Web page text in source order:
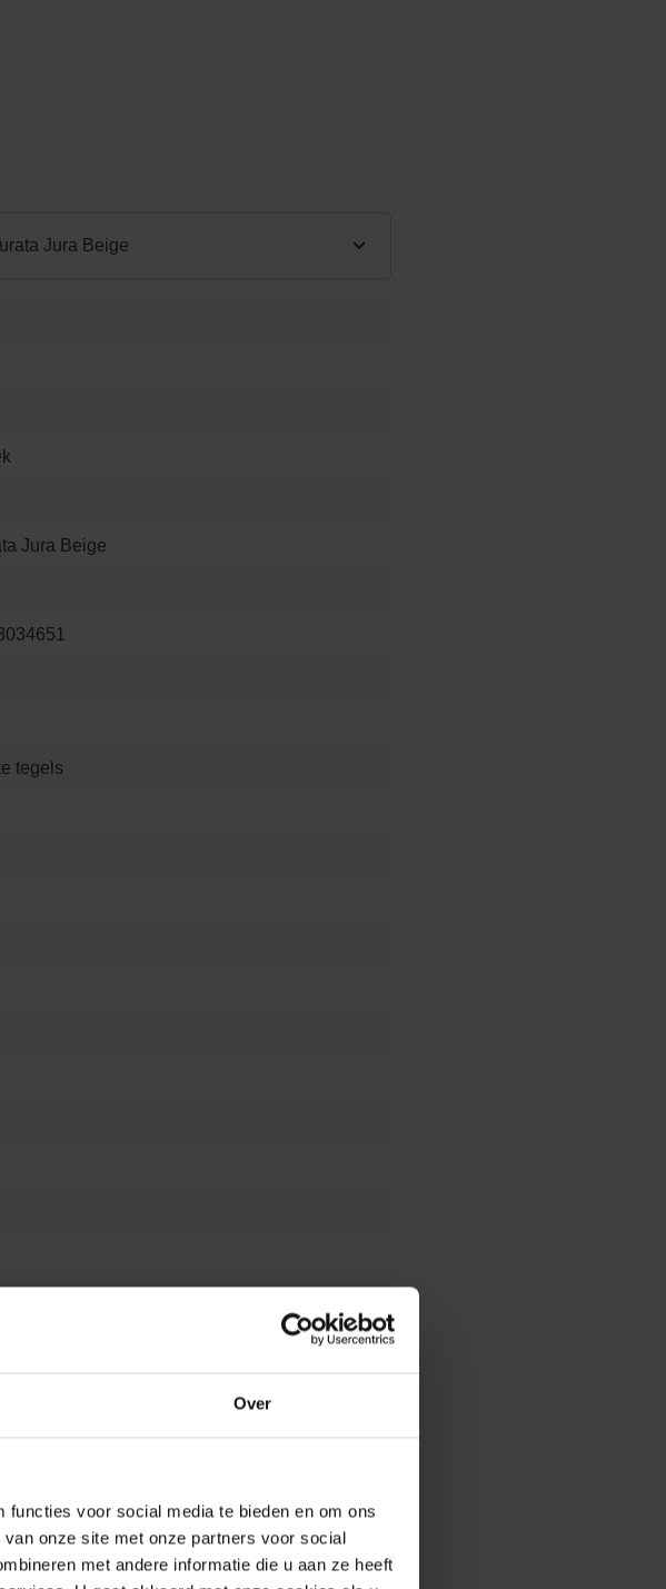
Over
voor social media te bieden en om ons
onze site met onze partners voor social
met andere informatie die u aan ze heeft
Jura Beige
Jura Beige
tegels